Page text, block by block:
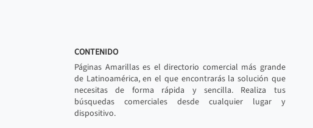
CONTENIDO
Páginas Amarillas es el directorio comercial más grande
de Latinoamérica, en el que encontrarás la solución que
necesitas de forma rápida y sencilla. Realiza tus
búsquedas comerciales desde cualquier lugar y
dispositivo.